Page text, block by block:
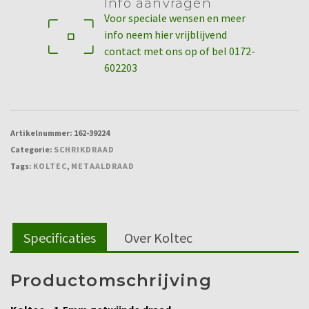
Info aanvragen
Voor speciale wensen en meer
info neem hier vrijblijvend
contact met ons op of bel 0172-
602203
Artikelnummer: 162-39224
Categorie: SCHRIKDRAAD
Tags: KOLTEC, METAALDRAAD
Specificaties Over Koltec
Productomschrijving